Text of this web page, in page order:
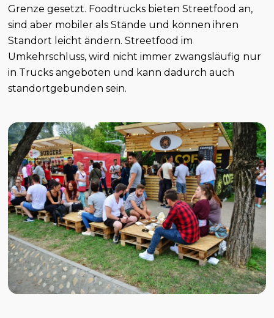
Grenze gesetzt. Foodtrucks bieten Streetfood an,
sind aber mobiler als Stände und können ihren
Standort leicht ändern. Streetfood im
Umkehrschluss, wird nicht immer zwangsläufig nur
in Trucks angeboten und kann dadurch auch
standortgebunden sein.